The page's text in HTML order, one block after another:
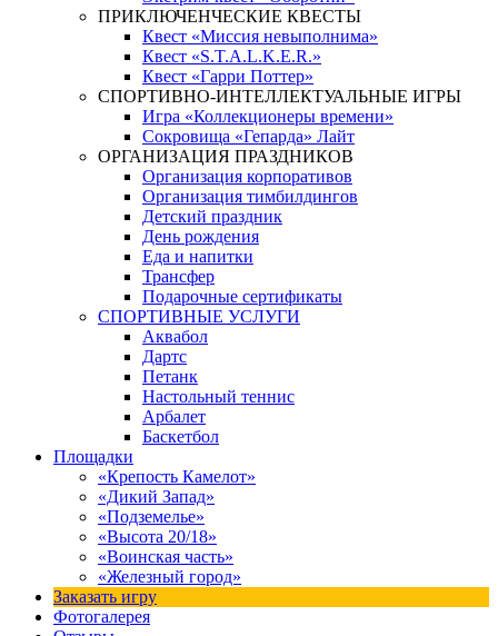
ПРИКЛЮЧЕНЧЕСКИЕ КВЕСТЫ
Квест «Миссия невыполнима»
Квест «S.T.A.L.K.E.R.»
Квест «Гарри Поттер»
СПОРТИВНО-ИНТЕЛЛЕКТУАЛЬНЫЕ ИГРЫ
Игра «Коллекционеры времени»
Сокровища «Гепарда» Лайт
ОРГАНИЗАЦИЯ ПРАЗДНИКОВ
Организация корпоративов
Организация тимбилдингов
Детский праздник
День рождения
Еда и напитки
Трансфер
Подарочные сертификаты
СПОРТИВНЫЕ УСЛУГИ
Аквабол
Дартс
Петанк
Настольный теннис
Арбалет
Баскетбол
Площадки
«Крепость Камелот»
«Дикий Запад»
«Подземелье»
«Высота 20/18»
«Воинская часть»
«Железный город»
Заказать игру
Фотогалерея